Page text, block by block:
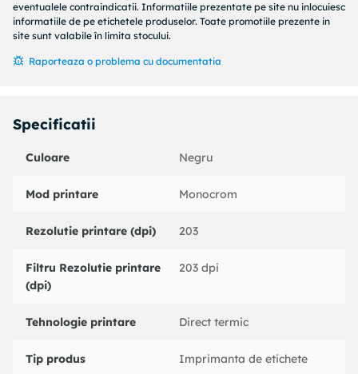
eventualele contraindicatii. Informatiile prezentate pe site nu inlocuiesc
informatiile de pe etichetele produselor. Toate promotiile prezente in
site sunt valabile în limita stocului.
Raporteaza o problema cu documentatia
Specificatii
Culoare Negru
Mod printare Monocrom
Rezolutie printare (dpi) 203
Filtru Rezolutie printare
(dpi)
203 dpi
Tehnologie printare Direct termic
Tip produs Imprimanta de etichete